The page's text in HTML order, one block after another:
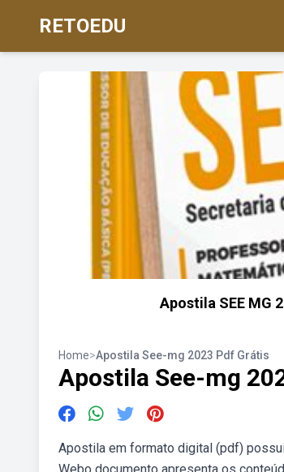
RETOEDU
Apostila SEE MG
Home>Apostila See-mg 2023 Pdf Grátis
Apostila See-mg
Apostila em formato digital (pdf)